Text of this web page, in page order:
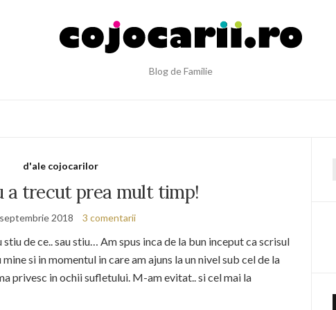
Blog de Familie
d'ale cojocarilor
a trecut prea mult timp!
2018 3 comentarii
de ce.. sau stiu… Am spus inca de la bun inceput ca scrisul
si in momentul in care am ajuns la un nivel sub cel de la
privesc in ochii sufletului. M-am evitat.. si cel mai la